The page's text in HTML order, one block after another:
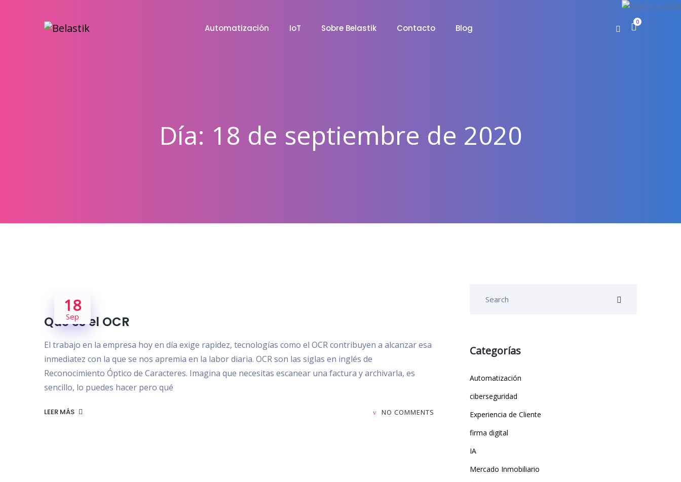
Automatización IoT Sobre Belastik Contacto Blog
0
Día: 18 de septiembre de 2020
18
Sep
Qué es el OCR
El trabajo en la empresa hoy en día exige rapidez, tecnologías como el OCR contribuyen a alcanzar esa
inmediatez con la que se nos apremia en la labor diaria. OCR son las siglas en inglés de
Reconocimiento Óptico de Caracteres. Imagina que necesitas escanear una factura y archivarla, es
sencillo, lo puedes hacer pero qué
LEER MÁS NO COMMENTS
Categorías
Automatización
ciberseguridad
Experiencia de Cliente
firma digital
IA
Mercado Inmobiliario